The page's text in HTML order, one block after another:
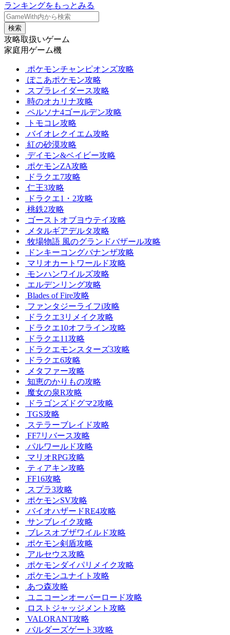
ランキングをもっとみる
検索
攻略取扱いゲーム
家庭用ゲーム機
ポケモンチャンピオンズ攻略
ぽこあポケモン攻略
スプラレイダース攻略
時のオカリナ攻略
ペルソナ4ゴールデン攻略
トモコレ攻略
バイオレクイエム攻略
紅の砂漠攻略
デイモン&ベイビー攻略
ポケモンZA攻略
ドラクエ7攻略
仁王3攻略
ドラクエ1・2攻略
桃鉄2攻略
ゴーストオブヨウテイ攻略
メタルギアデルタ攻略
牧場物語 風のグランドバザール攻略
ドンキーコングバナンザ攻略
マリオカートワールド攻略
モンハンワイルズ攻略
エルデンリング攻略
Blades of Fire攻略
ファンタジーライフi攻略
ドラクエ3リメイク攻略
ドラクエ10オフライン攻略
ドラクエ11攻略
ドラクエモンスターズ3攻略
ドラクエ6攻略
メタファー攻略
知恵のかりもの攻略
魔女の泉R攻略
ドラゴンズドグマ2攻略
TGS攻略
ステラーブレイド攻略
FF7リバース攻略
パルワールド攻略
マリオRPG攻略
ティアキン攻略
FF16攻略
スプラ3攻略
ポケモンSV攻略
バイオハザードRE4攻略
サンブレイク攻略
ブレスオブザワイルド攻略
ポケモン剣盾攻略
アルセウス攻略
ポケモンダイパリメイク攻略
ポケモンユナイト攻略
あつ森攻略
ユニコーンオーバーロード攻略
ロストジャッジメント攻略
VALORANT攻略
バルダーズゲート3攻略